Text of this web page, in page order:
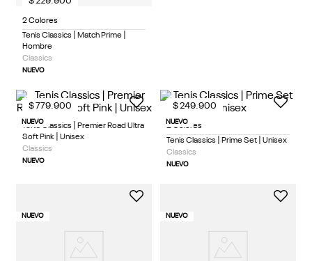
2 Colores
Tenis Classics | Match Prime |
Hombre
Classics
NUEVO
NUEVO
Tenis Classics | Premier Road Ultra
Soft Pink | Unisex
Classics
NUEVO
$779 .900
NUEVO
2 Colores
Tenis Classics | Prime Set | Unisex
Classics
NUEVO
$249. 900
NUEVO NUEVO